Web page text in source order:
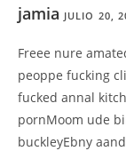
jamia JULIO 20,
Freee nure
peoppe fucking
fucked annal
pornMoom ude
buckleyEbny